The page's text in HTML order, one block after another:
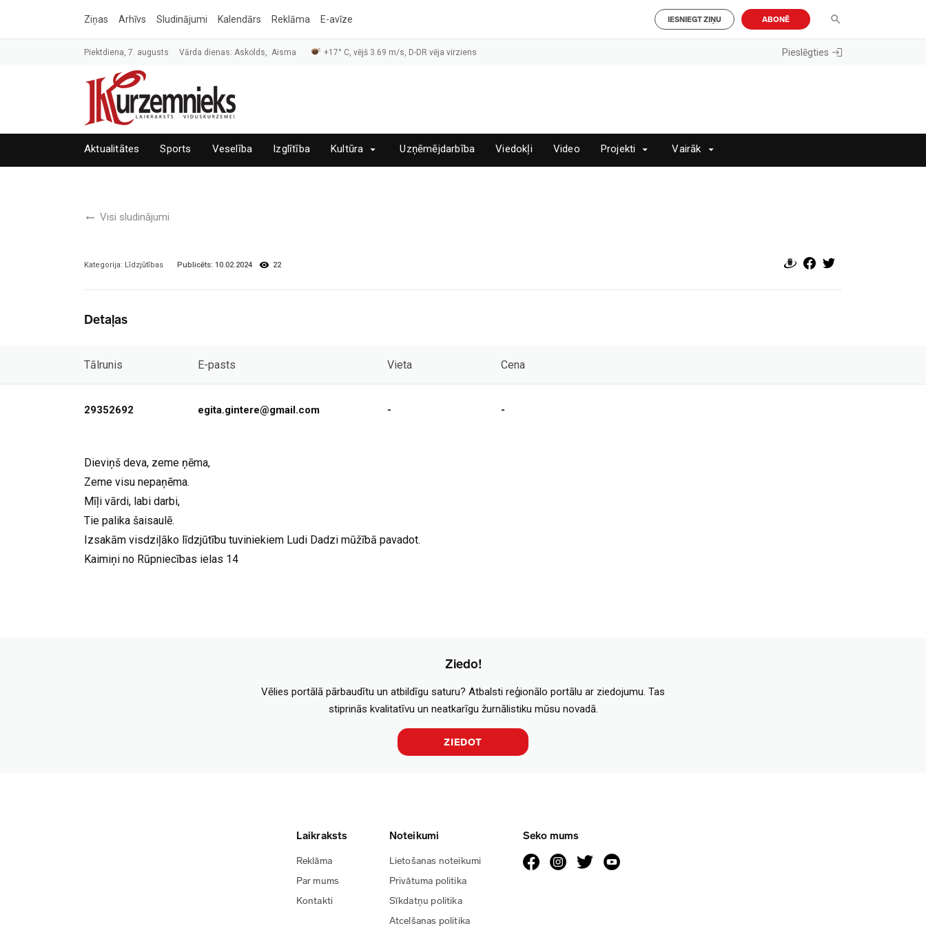
Ziņas Arhīvs Sludinājumi Kalendārs Reklāma E-avīze IESNIEGT ZIŅU ABONĒ
Piektdiena, 7. augusts Vārda dienas: Askolds, Aisma +17° C, vējš 3.69 m/s, D-DR vēja virziens Pieslēgties
Aktualitātes Sports Veselība Izglītība Kultūra Uzņēmējdarbība Viedokļi Video Projekti Vairāk
Visi sludinājumi
Kategorija: Līdzjūtības Publicēts: 10.02.2024 22
Detaļas
Tālrunis E-pasts Vieta Cena
29352692 egita.gintere@gmail.com - -
Dieviņš deva, zeme ņēma,
Zeme visu nepaņēma.
Mīļi vārdi, labi darbi,
Tie palika šaisaulē.
Izsakām visdziļāko līdzjūtību tuviniekiem Ludi Dadzi mūžībā pavadot.
Kaimiņi no Rūpniecības ielas 14
Ziedo!
Vēlies portālā pārbaudītu un atbildīgu saturu? Atbalsti reģionālo portālu ar ziedojumu. Tas
stiprinās kvalitatīvu un neatkarīgu žurnālistiku mūsu novadā.
ZIEDOT
Laikraksts
Reklāma
Par mums
Kontakti
Noteikumi
Lietošanas noteikumi
Privātuma politika
Sīkdatņu politika
Atcelšanas politika
Seko mums